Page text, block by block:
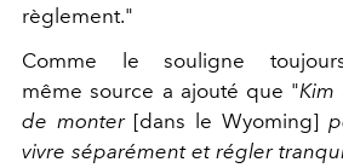
règlement."
Comme le souligne
même source a ajouté que "Kim
de monter [dans le Wyoming]
vivre séparément et régler